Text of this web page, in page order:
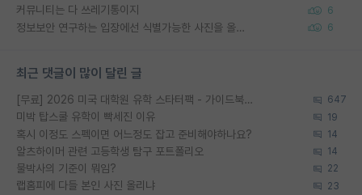
커뮤니티는 다 쓰레기통이지 6
정보보안 연구하는 입장에선 식별가능한 사진을 올리는건 비추이긴함 6
최근 댓글이 많이 달린 글
[무료] 2026 미국 대학원 유학 스타터팩 - 가이드북 & 합격자 컨택메일 템플릿 647
미박 탑스쿨 유학이 빡세진 이유 19
혹시 이정도 스펙이면 어느정도 잡고 준비해야하나요? 14
알츠하이머 관련 고등학생 탐구 포트폴리오 14
물박사의 기준이 뭐임? 22
랩홈피에 다들 본인 사진 올리냐 23